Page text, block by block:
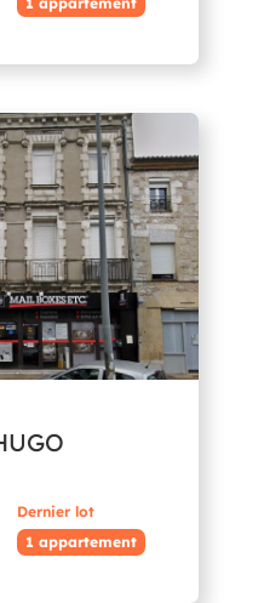
Dernier lot
1 appartement